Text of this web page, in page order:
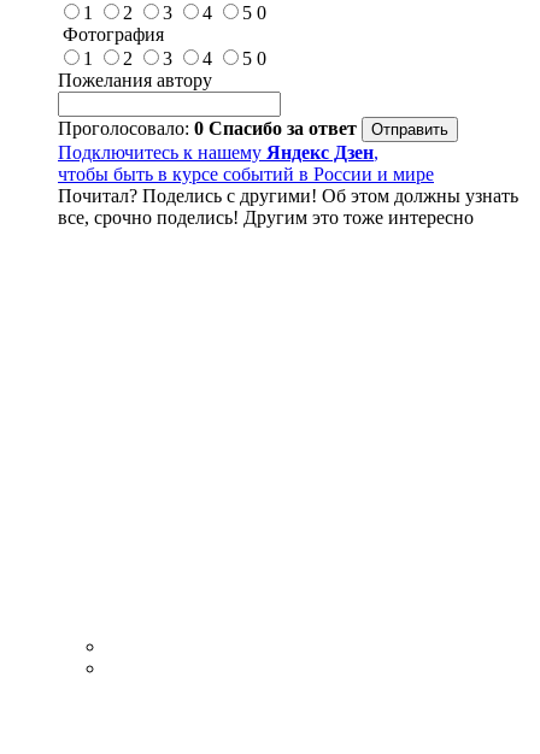
1
2 3 4 5 0
Фотография
1
2 3 4 5 0
Пожелания автору
Проголосовало: 0 Спасибо за ответ
Подключитесь к нашему Яндекс Дзен,
чтобы быть в курсе событий в России и мире
Почитал? Поделись с другими! Об этом должны узнать
все, срочно поделись! Другим это тоже интересно